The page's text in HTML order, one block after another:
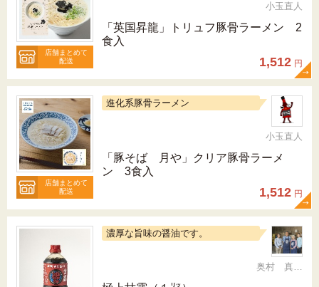
店舗まとめて
配送
小玉直人
「英国昇龍」トリュフ豚骨ラーメン 2
食入
1,512 円
店舗まとめて
配送
進化系豚骨ラーメン
小玉直人
「豚そば 月や」クリア豚骨ラーメ
ン 3食入
1,512 円
濃厚な旨味の醤油です。
奥村 真（ちか）